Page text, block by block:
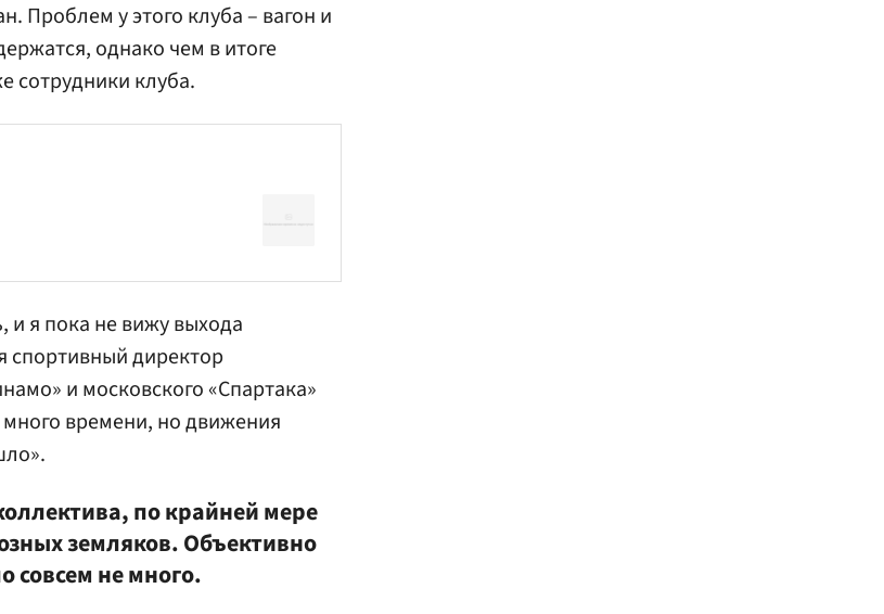
Проблем у этого клуба – вагон и
однако чем в итоге
сотрудники клуба.
и я пока не вижу выхода
спортивный директор
и московского «Спартака»
времени, но движения
по крайней мере
земляков. Объективно
совсем не много.